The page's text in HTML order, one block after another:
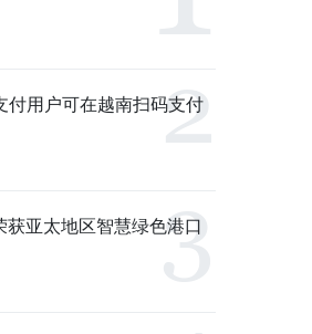
付用户可在越南扫码支付
获亚太地区智慧绿色港口